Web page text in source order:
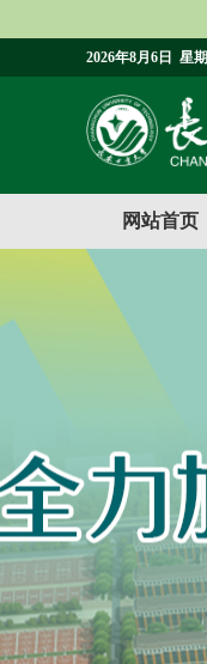
2026年8月6日 星
网站首页